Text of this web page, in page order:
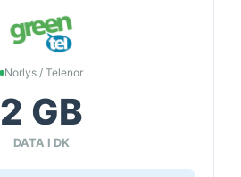
Norlys / Telenor
2 GB
DATA I DK